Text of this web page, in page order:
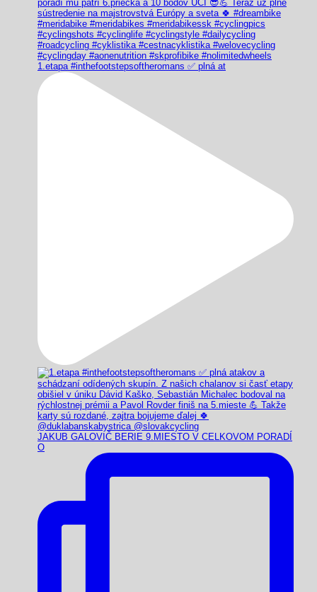
1.etapa #inthefootstepsoftheromans ✅️ plná at
JAKUB GALOVIČ BERIE 9.MIESTO V CELKOVOM PORADÍ
O